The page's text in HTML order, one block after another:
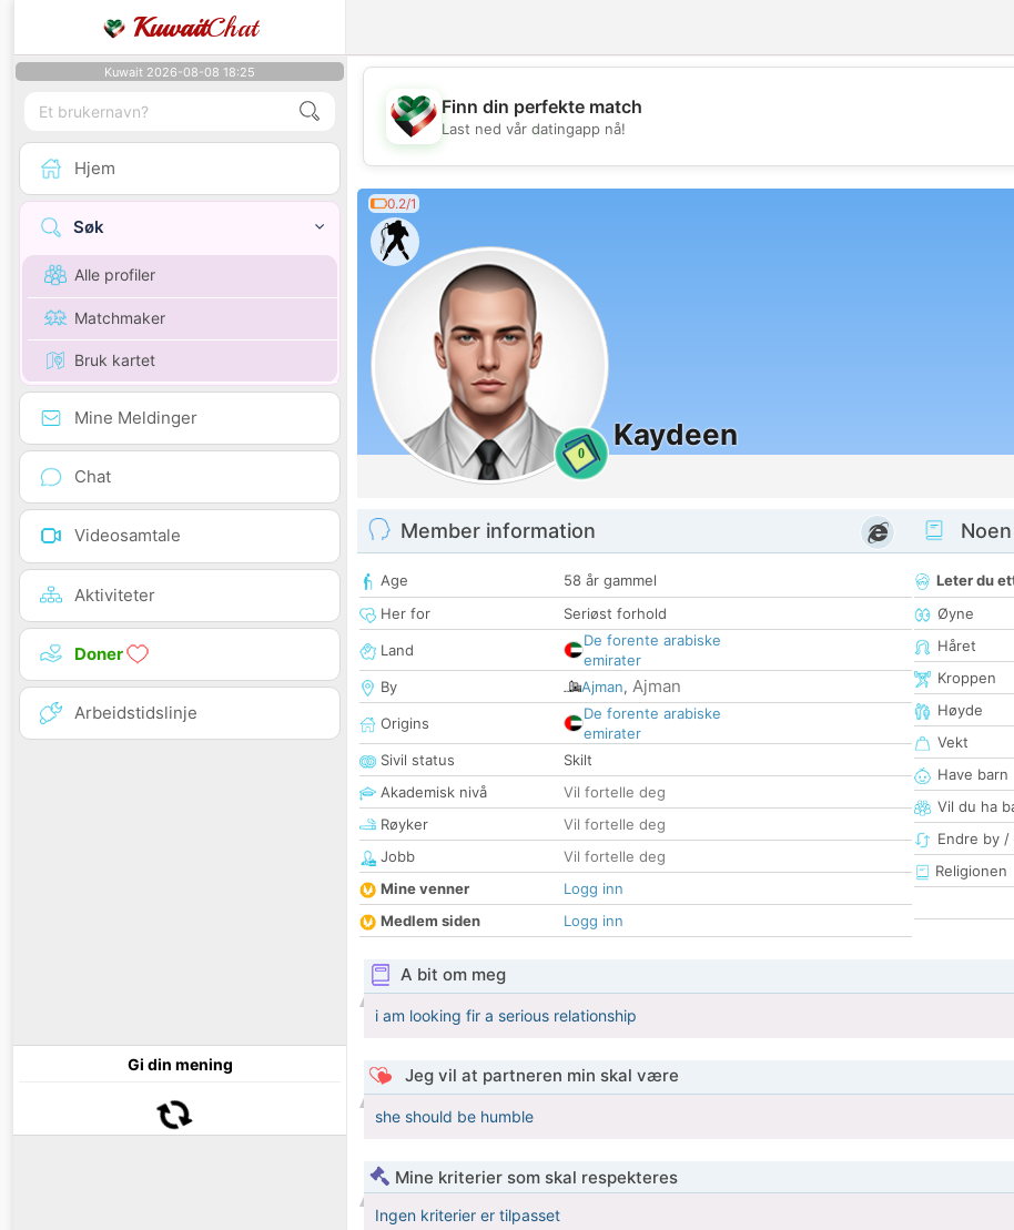
KuwaitChat
Kuwait 2026-08-08 18:25
Hjem
Søk
Alle profiler
Matchmaker
Bruk kartet
Mine Meldinger
Chat
Videosamtale
Aktiviteter
Doner
Arbeidstidslinje
Gi din mening
💖
Finn din perfekte match
Last ned vår datingapp nå!
0.2/1
0
Kaydeen
Member information
Age
58 år gammel
Her for
Seriøst forhold
Land
De forente arabiske
emirater
By
Ajman, Ajman
Origins
De forente arabiske
emirater
Sivil status
Skilt
Akademisk nivå
Vil fortelle deg
Røyker
Vil fortelle deg
Jobb
Vil fortelle deg
Mine venner
Logg inn
Medlem siden
Logg inn
Leter du
Øyne
Håret
Kroppen
Høyde
Vekt
Have barn
Vil du ha
Endre by
Religionen
A bit om meg
i am looking fir a serious relationship
Jeg vil at partneren min skal være
she should be humble
Mine kriterier som skal respekteres
Ingen kriterier er tilpasset